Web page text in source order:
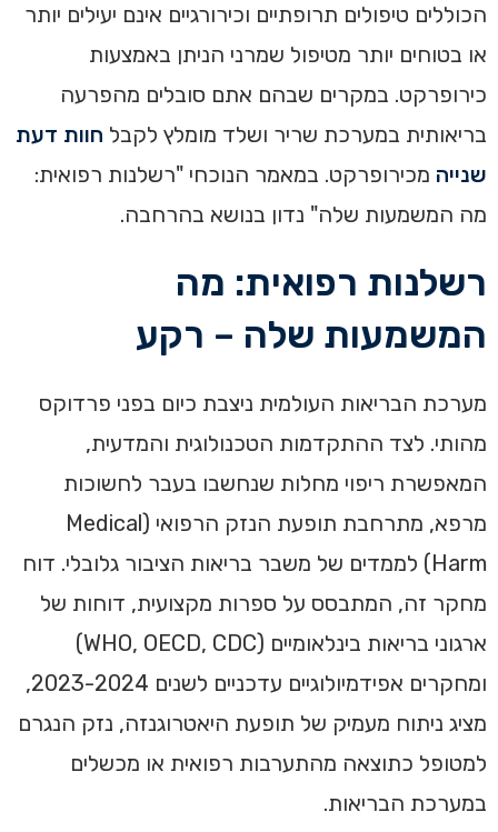
הכוללים טיפולים תרופתיים וכירורגיים אינם יעילים יותר
או בטוחים יותר מטיפול שמרני הניתן באמצעות
כירופרקט. במקרים שבהם אתם סובלים מהפרעה
בריאותית במערכת שריר ושלד מומלץ לקבל חוות דעת
שנייה מכירופרקט. במאמר הנוכחי "רשלנות רפואית:
מה המשמעות שלה" נדון בנושא בהרחבה.
רשלנות רפואית: מה
המשמעות שלה – רקע
מערכת הבריאות העולמית ניצבת כיום בפני פרדוקס
מהותי. לצד ההתקדמות הטכנולוגית והמדעית,
המאפשרת ריפוי מחלות שנחשבו בעבר לחשוכות
מרפא, מתרחבת תופעת הנזק הרפואי (Medical
Harm) לממדים של משבר בריאות הציבור גלובלי. דוח
מחקר זה, המתבסס על ספרות מקצועית, דוחות של
ארגוני בריאות בינלאומיים (WHO, OECD, CDC)
ומחקרים אפידמיולוגיים עדכניים לשנים 2023-2024,
מציג ניתוח מעמיק של תופעת היאטרוגנזה, נזק הנגרם
למטופל כתוצאה מהתערבות רפואית או מכשלים
במערכת הבריאות.